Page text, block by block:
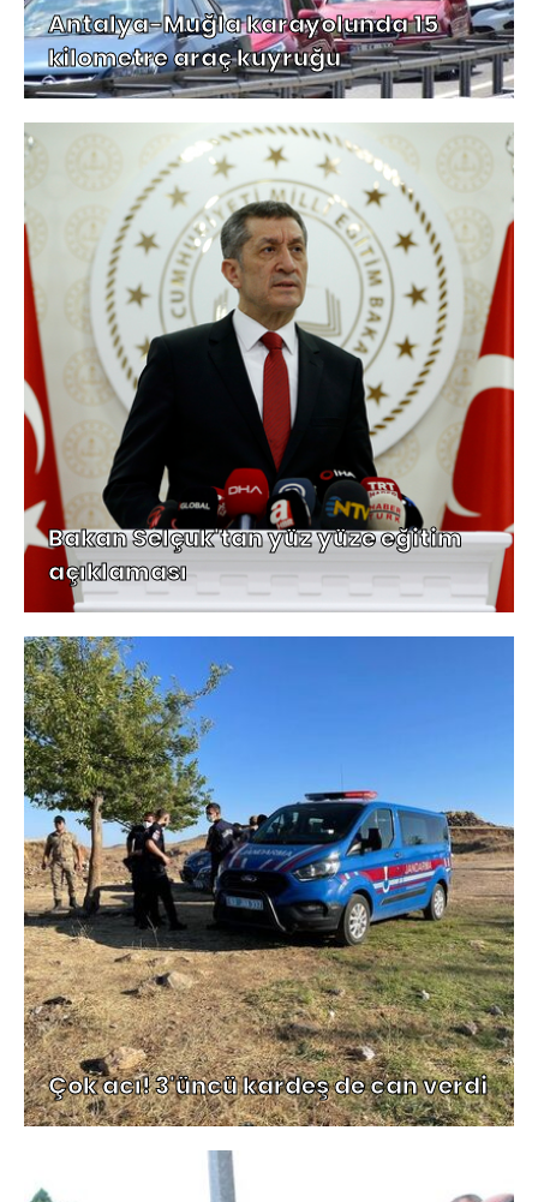
Antalya-Muğla karayolunda 15
kilometre araç kuyruğu
Bakan Selçuk'tan yüz yüze eğitim
açıklaması
Çok acı! 3'üncü kardeş de can verdi